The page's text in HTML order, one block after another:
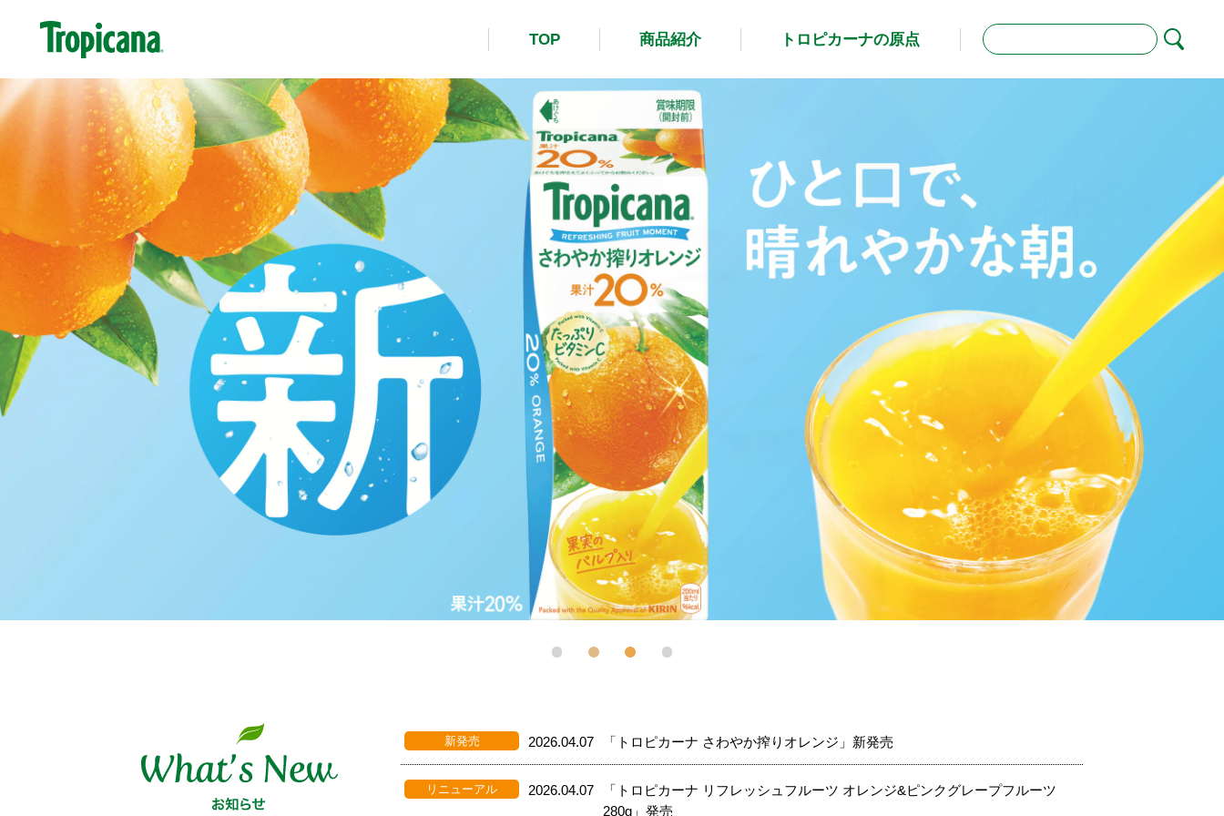
TOP 商品紹介 トロピカーナの原点
新発売 2026.04.07 「トロピカーナ さわやか搾りオレンジ」新発売
リニューアル 2026.04.07
「トロピカーナ リフレッシュフルーツ オレンジ&ピンクグレープフルーツ
280g」発売